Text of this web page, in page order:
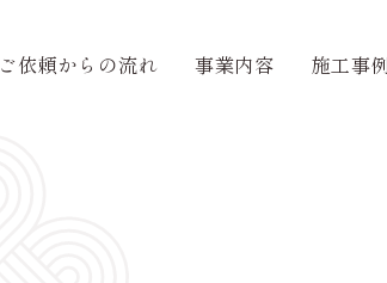
ご依頼からの流れ 事業内容 施工事例